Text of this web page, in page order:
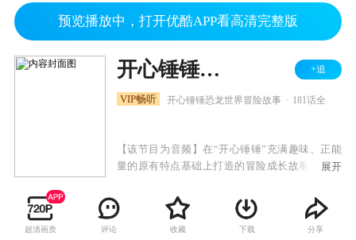
预览播放中，打开优酷APP看高清完整版
开心锤锤时光笔记之恐龙篇 +追
VIP畅听 开心锤锤恐龙世界冒险故事 181话全
【该节目为音频】在“开心锤锤”充满趣味、正能
量的原有特点基础上打造的冒险成长故事。小朋
了解史前知识的同时，见证恐龙们独特个性，一
步步解开时光笔记的秘密，体验一场场精彩绝伦
的探险故事。不断丰富精神世界，助力个人成长
展开
超清画质 评论 收藏 下载 分享